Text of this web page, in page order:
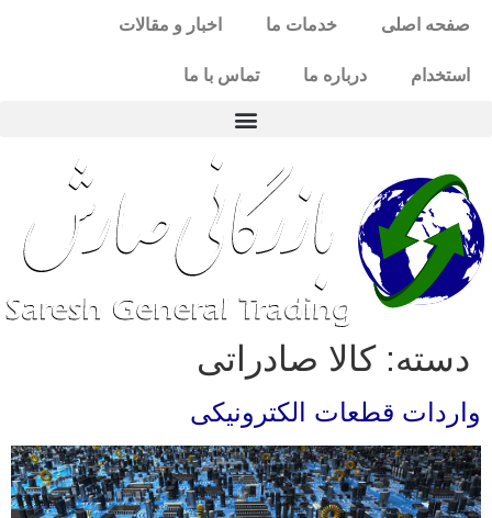
صفحه اصلی خدمات ما اخبار و مقالات
استخدام درباره ما تماس با ما
دسته:کالا صادراتی
واردات قطعات الکترونیکی